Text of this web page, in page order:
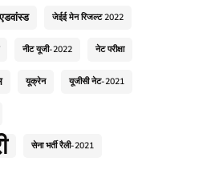
जेईई मेन रिजल्ट 2022
नीट यूजी-2022 नेट परीक्षा
यूक्रेन यूजीसी नेट-2021
सेना भर्ती रैली-2021